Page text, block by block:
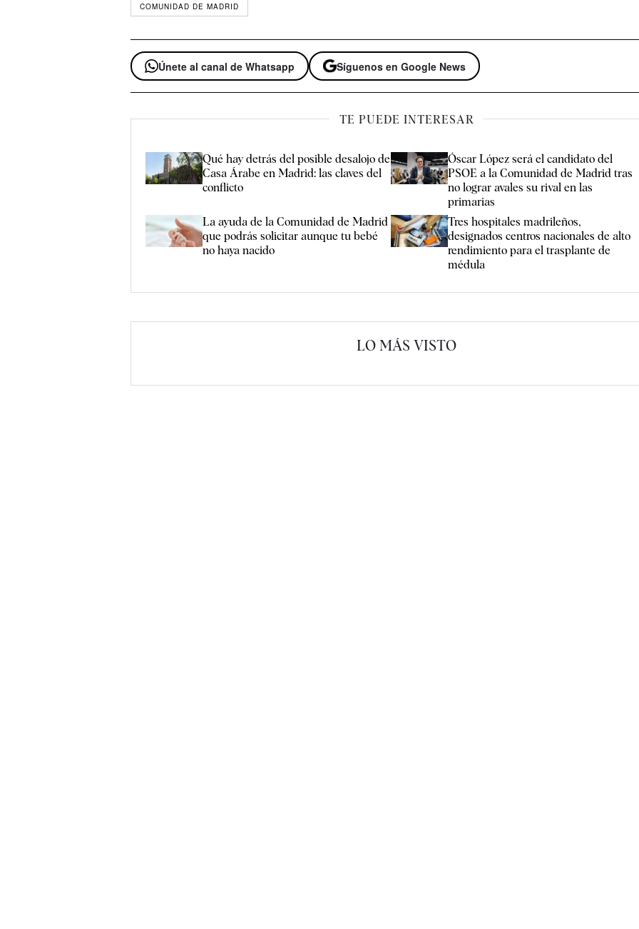
COMUNIDAD DE MADRID
Únete al canal de Whatsapp Síguenos en Google News
TE PUEDE INTERESAR
Qué hay detrás del posible desalojo de
Casa Árabe en Madrid: las claves del
conflicto
Óscar López será el candidato del
PSOE a la Comunidad de Madrid tras
no lograr avales su rival en las
primarias
La ayuda de la Comunidad de Madrid
que podrás solicitar aunque tu bebé
no haya nacido
Tres hospitales madrileños,
designados centros nacionales de alto
rendimiento para el trasplante de
médula
LO MÁS VISTO